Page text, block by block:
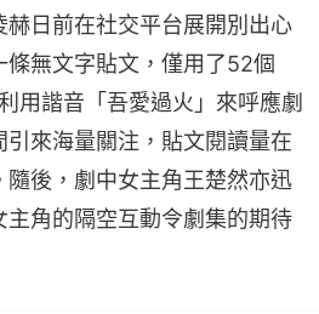
日前在社交平台展開別出心
無文字貼文，僅用了52個
用諧音「吾愛過火」來呼應劇
來海量關注，貼文閱讀量在
後，劇中女主角王楚然亦迅
角的隔空互動令劇集的期待